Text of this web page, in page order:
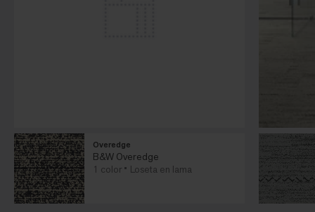
Overedge
B&W Overedge
1 color
Loseta en lama